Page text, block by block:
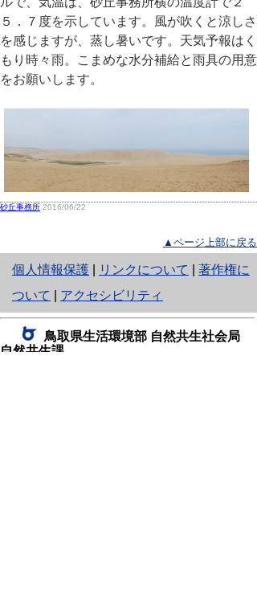
５．７度を示しています。風が吹くと涼しさ
を感じますが、蒸し暑いです。天気予報はく
もり時々雨。こまめな水分補給と雨具の用意
をお願いします。
砂丘事務所 2016/06/22
▲ページ上部に戻る
個人情報保護
と
り
ネ
ッ
リンクについて
著作権に
ついて
アクセシビリティ
鳥取県生活環境部 自然共生社会局
自然共生課